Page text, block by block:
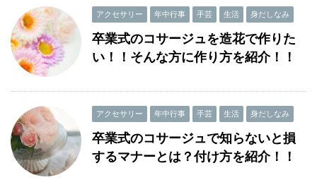
アクセサリー 年中行事 手芸 生活 身だしなみ
卒業式のコサージュを造花で作りた
い！！そんな方に作り方を紹介！！
アクセサリー 年中行事 手芸 生活 身だしなみ
卒業式のコサージュで知らないと損
するマナーとは？付け方を紹介！！